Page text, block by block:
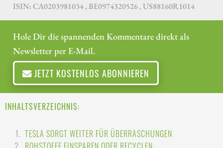
ISIN: CA0203981034 , BE0974320526 , US88160R1014
Hole Dir die spannenden Kommentare direkt als
Newsletter per E-Mail.
JETZT KOSTENLOS ABONNIEREN
INHALTSVERZEICHNIS:
TESLA SORGT WEITER FÜR ÜBERRASCHUNGEN